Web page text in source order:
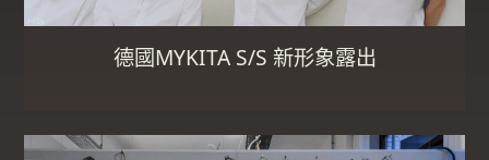
德國MYKITA S/S 新形象露出